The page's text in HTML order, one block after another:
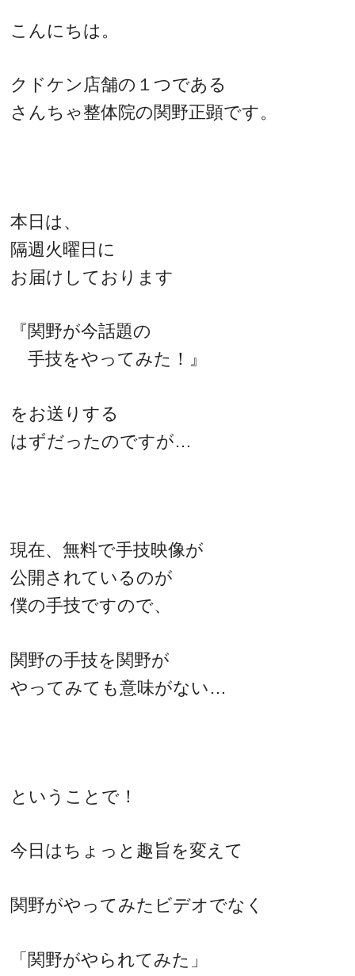
こんにちは。
クドケン店舗の１つである
さんちゃ整体院の関野正顕です。
本日は、
隔週火曜日に
お届けしております
『関野が今話題の
手技をやってみた！』
をお送りする
はずだったのですが…
現在、無料で手技映像が
公開されているのが
僕の手技ですので、
関野の手技を関野が
やってみても意味がない…
ということで！
今日はちょっと趣旨を変えて
関野がやってみたビデオでなく
「関野がやられてみた」